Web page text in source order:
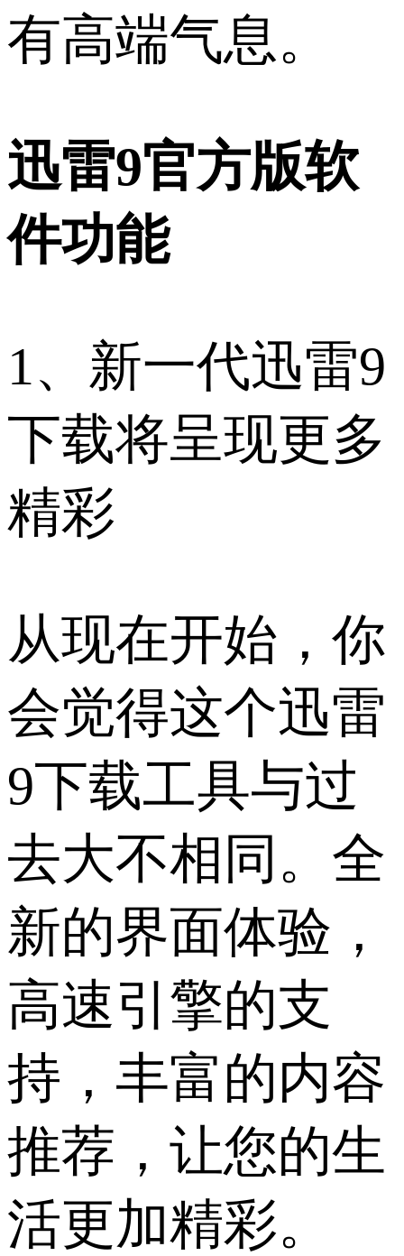
有高端气息。
迅雷9官方版软
件功能
1、新一代迅雷9
下载将呈现更多
精彩
从现在开始，你
会觉得这个迅雷
9下载工具与过
去大不相同。全
新的界面体验，
高速引擎的支
持，丰富的内容
推荐，让您的生
活更加精彩。